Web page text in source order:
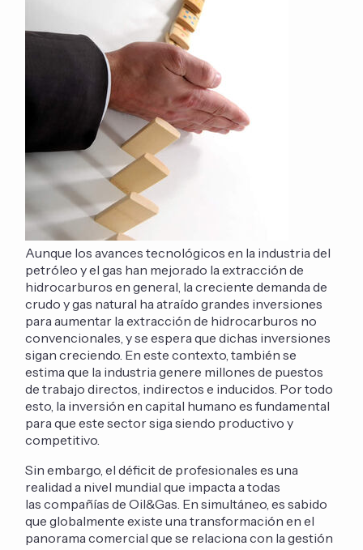
Aunque los avances tecnológicos en la industria del
petróleo y el gas han mejorado la extracción de
hidrocarburos en general, la creciente demanda de
crudo y gas natural ha atraído grandes inversiones
para aumentar la extracción de hidrocarburos no
convencionales, y se espera que dichas inversiones
sigan creciendo. En este contexto, también se
estima que la industria genere millones de puestos
de trabajo directos, indirectos e inducidos. Por todo
esto, la inversión en capital humano es fundamental
para que este sector siga siendo productivo y
competitivo.
Sin embargo, el déficit de profesionales es una
realidad a nivel mundial que impacta a todas
las compañías de Oil&Gas. En simultáneo, es sabido
que globalmente existe una transformación en el
panorama comercial que se relaciona con la gestión